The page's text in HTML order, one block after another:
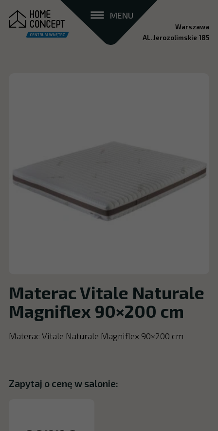
MENU
Warszawa
AL. Jerozolimskie 185
Materac Vitale Naturale
Magniflex 90×200 cm
Materac Vitale Naturale Magniflex 90×200 cm
Zapytaj o cenę w salonie: